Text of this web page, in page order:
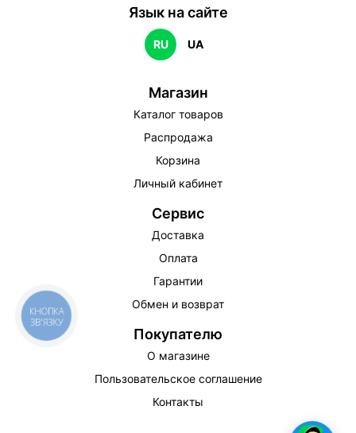
Язык на сайте
RU UA
Магазин
Каталог товаров
Распродажа
Корзина
Личный кабинет
Сервис
Доставка
Оплата
Гарантии
Обмен и возврат
Покупателю
О магазине
Пользовательское соглашение
Контакты
КНОПКА
ЗВ'ЯЗКУ